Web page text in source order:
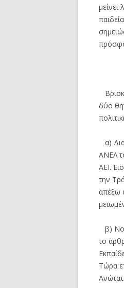
μείνει
δύο
α)
ΑΝΕΛ
ΑΕΙ.
την
απέξω
β)
το
Τώρα